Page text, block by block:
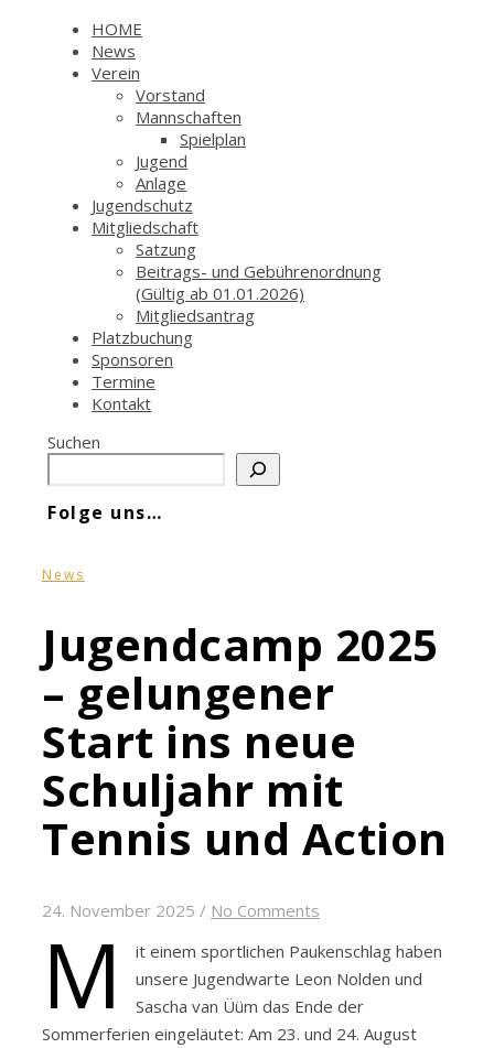
HOME
News
Verein
Vorstand
Mannschaften
Spielplan
Jugend
Anlage
Jugendschutz
Mitgliedschaft
Satzung
Beitrags- und Gebührenordnung
(Gültig ab 01.01.2026)
Mitgliedsantrag
Platzbuchung
Sponsoren
Termine
Kontakt
Suchen
Folge uns…
News
Jugendcamp 2025
– gelungener
Start ins neue
Schuljahr mit
Tennis und Action
24. November 2025 / No Comments
M
it einem sportlichen Paukenschlag haben
unsere Jugendwarte Leon Nolden und
Sascha van Üüm das Ende der
Sommerferien eingeläutet: Am 23. und 24. August